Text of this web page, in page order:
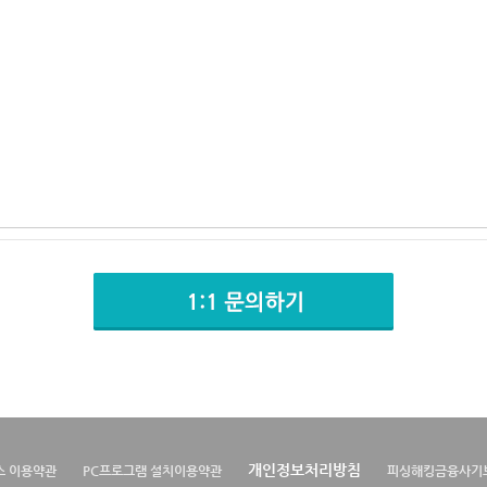
이용약관 PC프로그램 설치이용약관 개인정보처리방침 피싱해킹금융사기